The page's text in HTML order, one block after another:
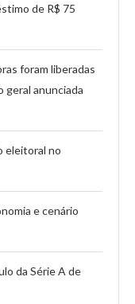
de R$ 75
foram liberadas
geral anunciada
eleitoral no
e cenário
da Série A de